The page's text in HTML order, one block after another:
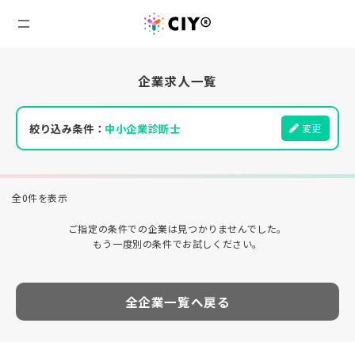
企業求人一覧
絞り込み条件： 中小企業診断士 変更
全0件を表示
ご指定の条件での企業は見つかりませんでした。
もう一度別の条件でお試しください。
全企業一覧へ戻る